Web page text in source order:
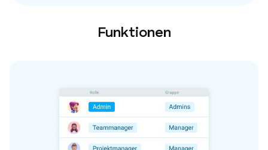
Funktionen